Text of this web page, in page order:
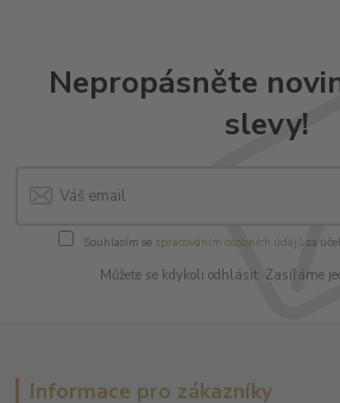
Nepropásněte
slevy!
Souhlasím se zpracováním osobních údajůza
Můžete se kdykoli odhlásit. Zasíláme
Informace pro zákazníky